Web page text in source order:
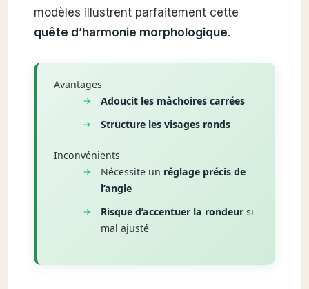
modèles illustrent parfaitement cette
quête d’harmonie morphologique.
Avantages
Adoucit les mâchoires carrées
Structure les visages ronds
Inconvénients
Nécessite un réglage précis de
l’angle
Risque d’accentuer la rondeur si
mal ajusté